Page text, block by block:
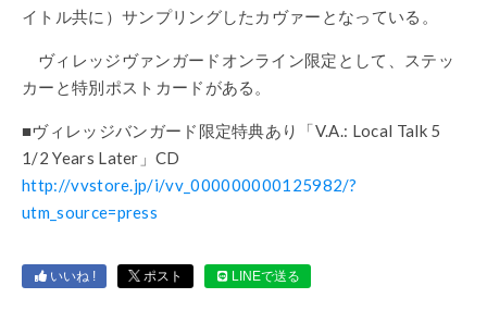
イトル共に）サンプリングしたカヴァーとなっている。
ヴィレッジヴァンガードオンライン限定として、ステッ
カーと特別ポストカードがある。
■ヴィレッジバンガード限定特典あり「V.A.: Local Talk 5
1/2 Years Later」CD
http://vvstore.jp/i/vv_000000000125982/?
utm_source=press
いいね ! ポスト LINEで送る